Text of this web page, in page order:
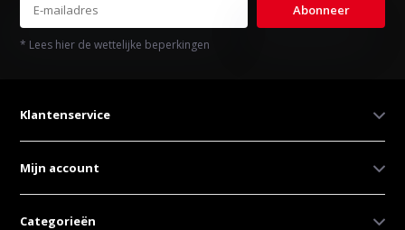
Abonneer
* Lees hier de wettelijke beperkingen
Klantenservice
Mijn account
Categorieën